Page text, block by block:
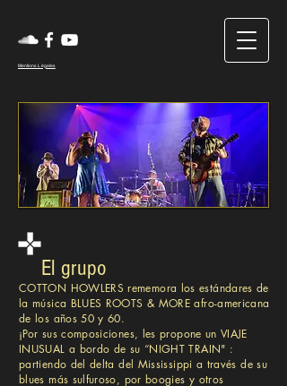
Mentions Légales
El grupo
COTTON HOWLERS rememora los estándares de
la música BLUES ROOTS & MORE afro-americana
de los años 50 y 60.
¡Por sus composiciones, les propone un VIAJE
INUSUAL a bordo de su “NIGHT TRAIN" :
partiendo del delta del Mississippi a través de su
blues más sulfuroso, por boogies y otros